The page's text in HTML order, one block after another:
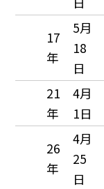
17
年
5月
18
日
21
年
4月
1日
26
年
4月
25
日